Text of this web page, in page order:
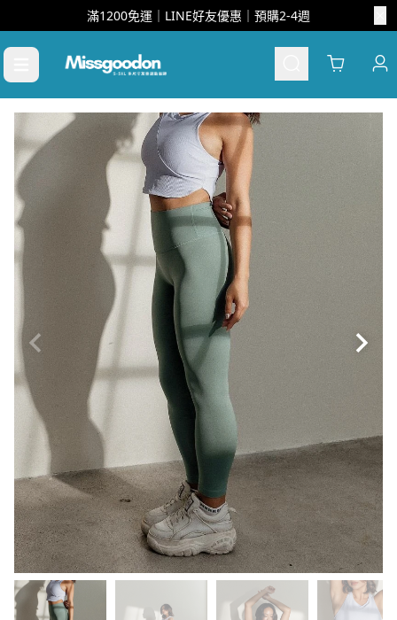
滿1200免運｜LINE好友優惠｜預購2-4週
Cart